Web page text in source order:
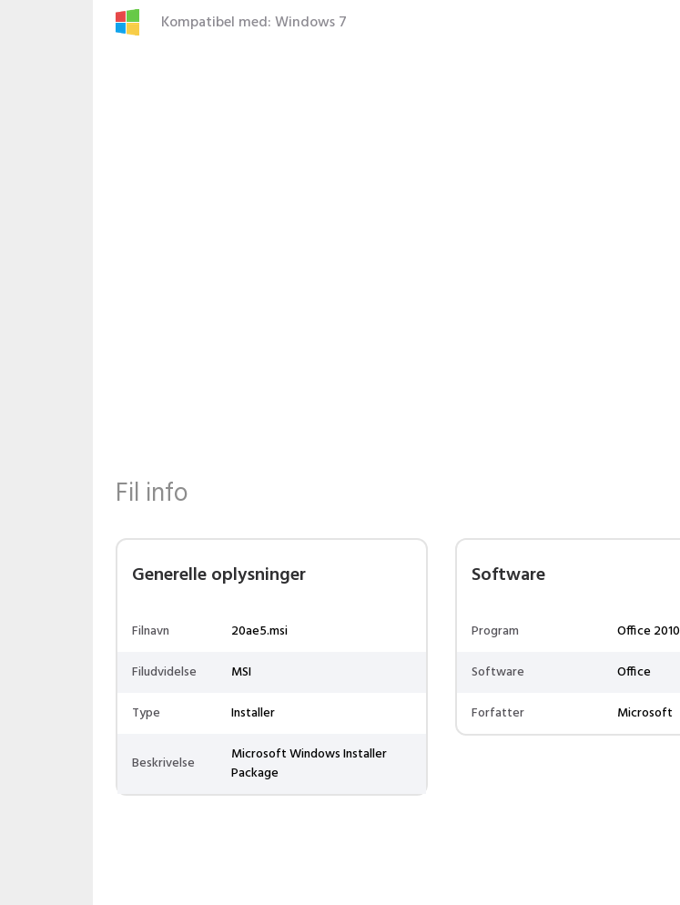
Kompatibel med: Windows 7
Fil info
Generelle oplysninger
Filnavn
20ae5.msi
Filudvidelse
MSI
Type
Installer
Beskrivelse
Microsoft Windows Installer
Package
Software
Program
Office 2010
Software
Office
Forfatter
Microsoft